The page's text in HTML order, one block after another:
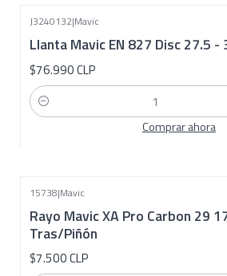
J3240132|Mavic
Llanta Mavic EN 827 Disc 27.5 -
$76.990 CLP
Cantidad
Comprar ahora
15738|Mavic
Rayo Mavic XA Pro Carbon 29
Tras/Piñón
$7.500 CLP